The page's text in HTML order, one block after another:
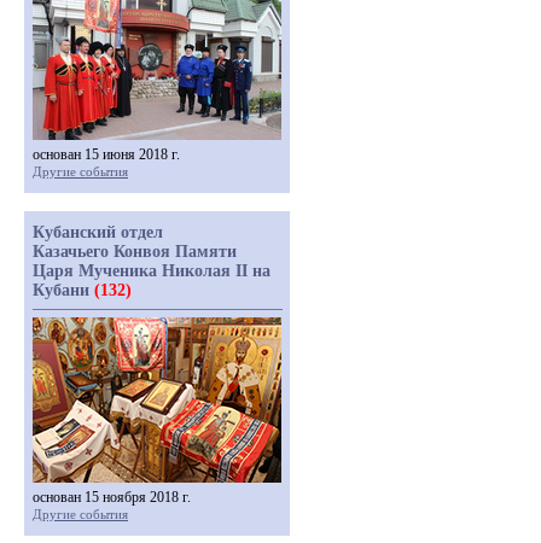
основан 15 июня 2018 г.
Другие события
Кубанский отдел
Казачьего Конвоя Памяти
Царя Мученика Николая II на
Кубани (132)
основан 15 ноября 2018 г.
Другие события